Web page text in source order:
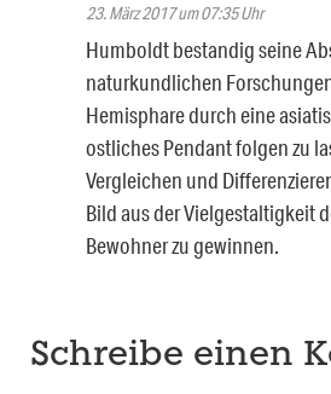
23. März 2017 um 07:35 Uhr
Humboldt bestandig seine
naturkundlichen
Hemisphare durch eine
ostliches Pendant folgen zu
Vergleichen und
Bild aus der Vielgestaltigkeit
Bewohner zu gewinnen.
Schreibe einen